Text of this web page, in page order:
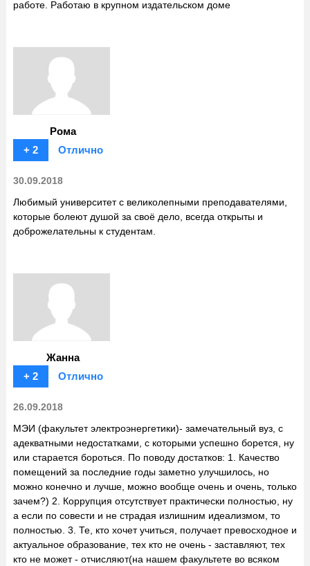
работе. Работаю в крупном издательском доме
Рома
+ 2
Отлично
30.09.2018
Любимый университет с великолепными преподавателями,
которые болеют душой за своё дело, всегда открыты и
доброжелательны к студентам.
Жанна
+ 2
Отлично
26.09.2018
МЭИ (факультет электроэнергетики)- замечательный вуз, с
адекватными недостатками, с которыми успешно борется, ну
или старается бороться. По поводу достатков: 1. Качество
помещений за последние годы заметно улучшилось, но
можно конечно и лучше, можно вообще очень и очень, только
зачем?) 2. Коррупция отсутствует практически полностью, ну
а если по совести и не страдая излишним идеализмом, то
полностью. 3. Те, кто хочет учиться, получает превосходное и
актуальное образование, тех кто не очень - заставляют, тех
кто не может - отчисляют(на нашем факультете во всяком